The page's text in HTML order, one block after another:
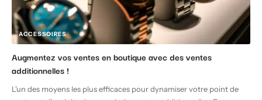
ACCESSOIRES
Augmentez vos ventes en boutique avec des ventes
additionnelles !
L'un des moyens les plus efficaces pour dynamiser votre point de